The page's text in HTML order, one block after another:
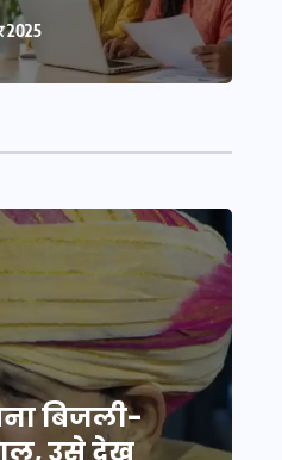
2025
बिजली-
उसे देख